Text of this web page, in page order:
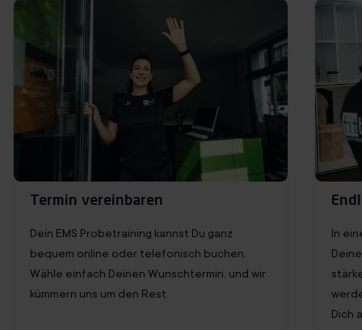
Termin vereinbaren
Dein EMS Probetraining kannst Du ganz
bequem online oder telefonisch buchen.
Wähle einfach Deinen Wunschtermin, und wir
kümmern uns um den Rest.
In
Dich